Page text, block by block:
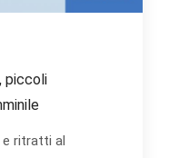
piccoli
e ritratti al